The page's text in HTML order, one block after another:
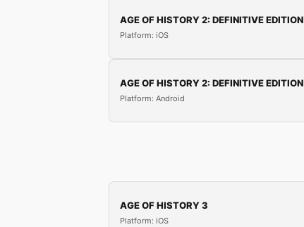
AGE OF HISTORY 2: DEFINITIVE EDITION
Platform: iOS
AGE OF HISTORY 2: DEFINITIVE EDITION
Platform: Android
AGE OF HISTORY 3
Platform: iOS